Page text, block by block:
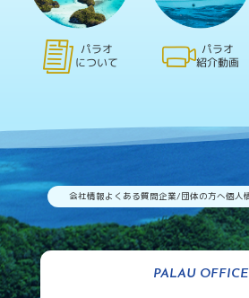
パラオ
について
パラオ
紹介動画
会社情報よくある質問企業/団体の方へ個人
PALAU OFFICE